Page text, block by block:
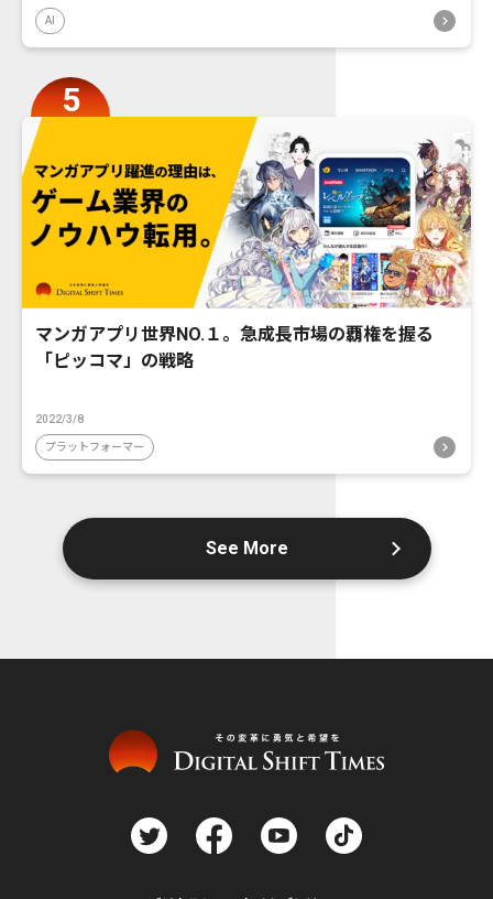
AI
マンガアプリ世界NO.１。急成長市場の覇権を握る
「ピッコマ」の戦略
2022/3/8
プラットフォーマー
See More